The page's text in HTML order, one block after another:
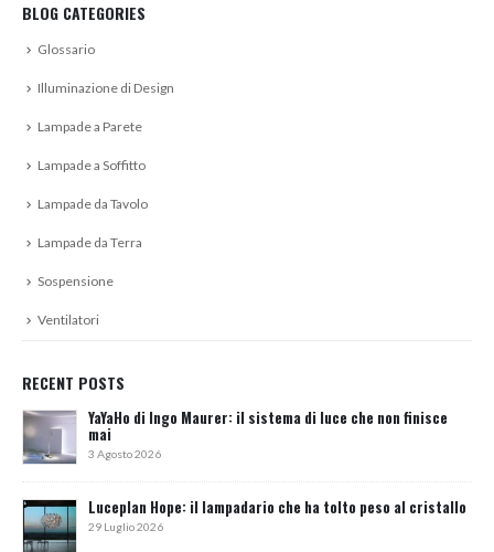
BLOG CATEGORIES
Glossario
Illuminazione di Design
Lampade a Parete
Lampade a Soffitto
Lampade da Tavolo
Lampade da Terra
Sospensione
Ventilatori
RECENT POSTS
YaYaHo di Ingo Maurer: il sistema di luce che non finisce
mai
3 Agosto 2026
Luceplan Hope: il lampadario che ha tolto peso al cristallo
29 Luglio 2026